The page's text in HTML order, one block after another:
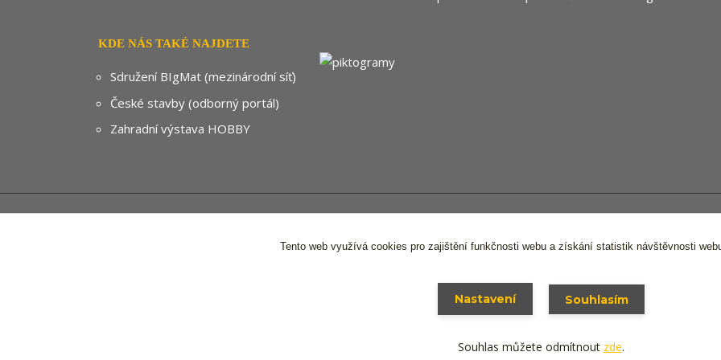
KDE NÁS TAKÉ NAJDETE
Sdružení BIgMat (mezinárodní síť)
České stavby (odborný portál)
Zahradní výstava HOBBY
Tento web využívá cookies pro zajištění funkčnosti webu a získání statistik návštěvnosti
Nastavení Souhlasím
Souhlas můžete odmítnout zde.